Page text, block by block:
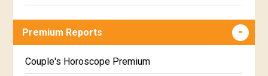
Wealth & Fortune Horoscope Free
Free Daily Rashiphal
Premium Reports
Couple's Horoscope Premium